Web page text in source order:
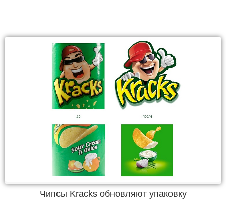
Чипсы Kracks обновляют упаковку